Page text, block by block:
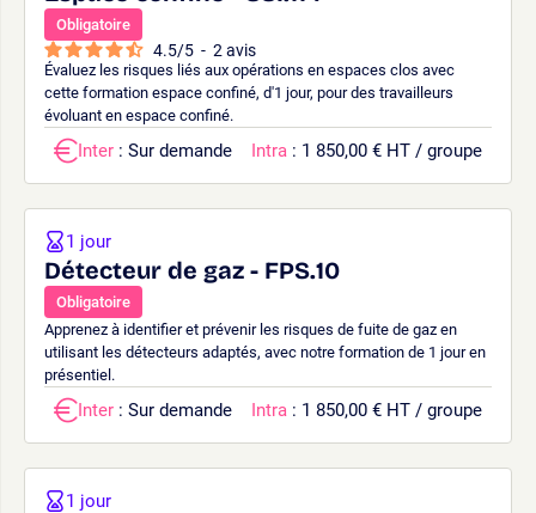
Obligatoire
4.5/5 - 2 avis
Évaluez les risques liés aux opérations en espaces clos avec
cette formation espace confiné, d'1 jour, pour des travailleurs
évoluant en espace confiné.
Inter : Sur demande Intra : 1 850,00 € HT / groupe
Détecteur de gaz - FPS.10
Obligatoire
Apprenez à identifier et prévenir les risques de fuite de gaz en
utilisant les détecteurs adaptés, avec notre formation de 1 jour en
présentiel.
1 jour
Inter : Sur demande Intra : 1 850,00 € HT / groupe
1 jour